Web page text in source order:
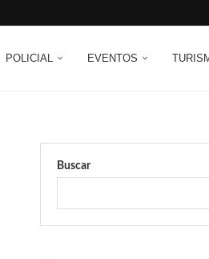
POLICIAL EVENTOS
Buscar